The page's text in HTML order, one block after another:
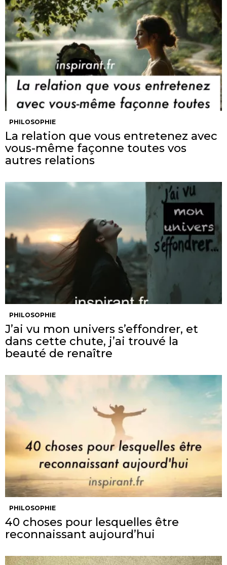
PHILOSOPHIE
La relation que vous entretenez avec
vous-même façonne toutes vos
autres relations
PHILOSOPHIE
J’ai vu mon univers s’effondrer, et
dans cette chute, j’ai trouvé la
beauté de renaître
PHILOSOPHIE
40 choses pour lesquelles être
reconnaissant aujourd’hui